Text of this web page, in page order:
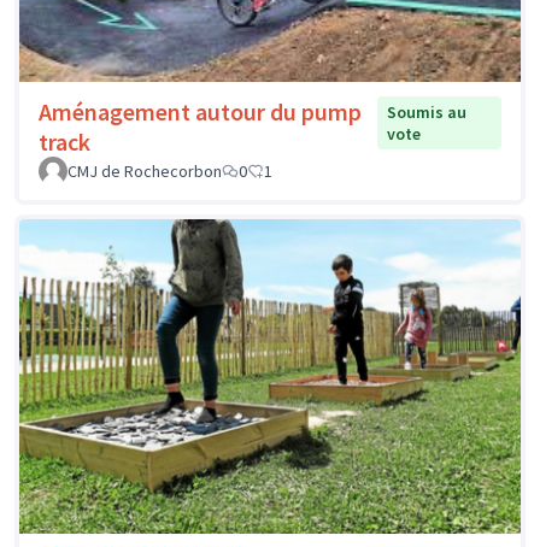
Aménagement autour du pump
track
Soumis au
vote
CMJ de Rochecorbon
0 1